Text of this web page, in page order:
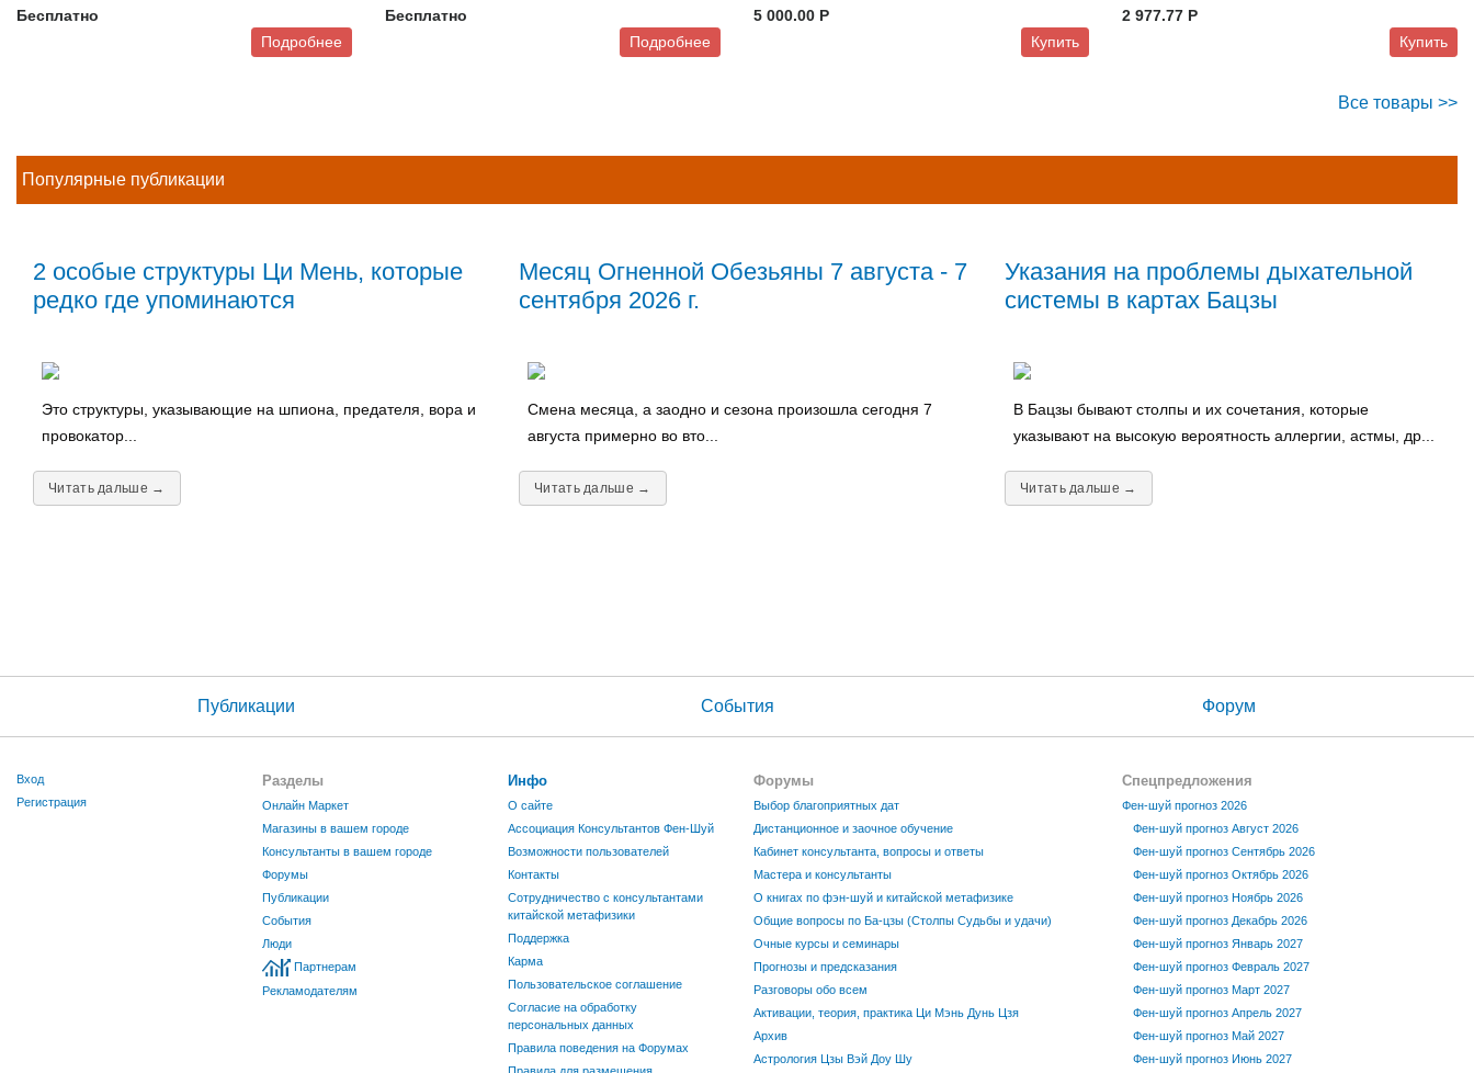
Бесплатно
Подробнее
Бесплатно
Подробнее
5 000.00 P
Купить
2 977.77 P
Купить
Все товары >>
Популярные публикации
2 особые структуры Ци Мень, которые
редко где упоминаются
Это структуры, указывающие на шпиона, предателя, вора и
провокатор...
Читать дальше →
Месяц Огненной Обезьяны 7 августа - 7
сентября 2026 г.
Смена месяца, а заодно и сезона произошла сегодня 7
августа примерно во вто...
Читать дальше →
Указания на проблемы дыхательной
системы в картах Бацзы
В Бацзы бывают столпы и их сочетания, которые
указывают на высокую вероятность аллергии, астмы, др...
Читать дальше →
Публикации События Форум
Вход
Регистрация
Разделы
Онлайн Маркет
Магазины в вашем городе
Консультанты в вашем городе
Форумы
Публикации
События
Люди
Партнерам
Рекламодателям
Инфо
О сайте
Ассоциация Консультантов Фен-Шуй
Возможности пользователей
Контакты
Сотрудничество с консультантами
китайской метафизики
Поддержка
Карма
Пользовательское соглашение
Согласие на обработку
персональных данных
Правила поведения на Форумах
Правила для размещения
Форумы
Выбор благоприятных дат
Дистанционное и заочное обучение
Кабинет консультанта, вопросы и ответы
Мастера и консультанты
О книгах по фэн-шуй и китайской метафизике
Общие вопросы по Ба-цзы (Столпы Судьбы и удачи)
Очные курсы и семинары
Прогнозы и предсказания
Разговоры обо всем
Активации, теория, практика Ци Мэнь Дунь Цзя
Архив
Астрология Цзы Вэй Доу Шу
Спецпредложения
Фен-шуй прогноз 2026
Фен-шуй прогноз Август 2026
Фен-шуй прогноз Сентябрь 2026
Фен-шуй прогноз Октябрь 2026
Фен-шуй прогноз Ноябрь 2026
Фен-шуй прогноз Декабрь 2026
Фен-шуй прогноз Январь 2027
Фен-шуй прогноз Февраль 2027
Фен-шуй прогноз Март 2027
Фен-шуй прогноз Апрель 2027
Фен-шуй прогноз Май 2027
Фен-шуй прогноз Июнь 2027